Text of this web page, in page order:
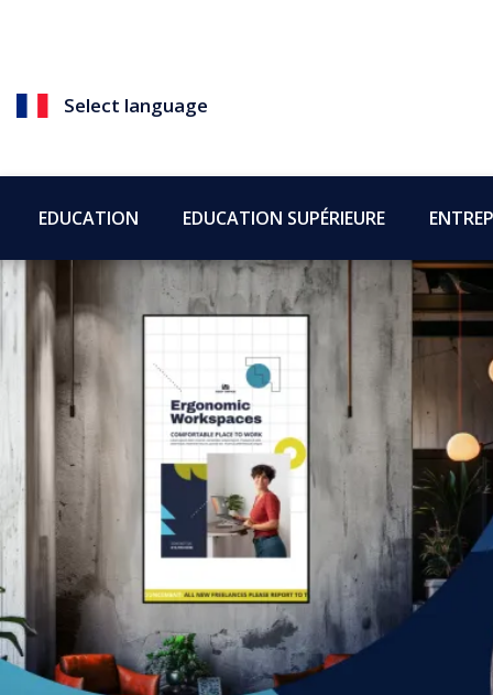
Select language
EDUCATION EDUCATION SUPÉRIEURE